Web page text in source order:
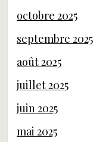
octobre 2025
septembre 2025
août 2025
juillet 2025
juin 2025
mai 2025